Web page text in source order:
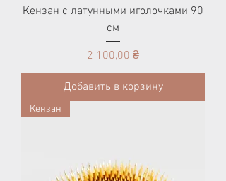
Кензан с латунными иголочками 90
см
Цена
2 100,00 ₴
Добавить в корзину
Кензан